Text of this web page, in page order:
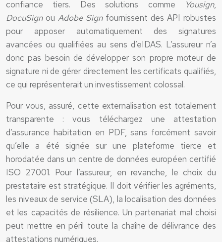
confiance tiers. Des solutions comme
Yousign,
DocuSignou Adobe Signfournissent des API robustes
pour apposer automatiquement des signatures
avancées ou qualifiées au sens d’eIDAS. L’assureur n’a
donc pas besoin de développer son propre moteur de
signature ni de gérer directement les certificats qualifiés,
ce qui représenterait un investissement colossal.
Pour vous, assuré, cette externalisation est totalement
transparente : vous téléchargez une attestation
d’assurance habitation en PDF, sans forcément savoir
qu’elle a été signée sur une plateforme tierce et
horodatée dans un centre de données européen certifié
ISO 27001. Pour l’assureur, en revanche, le choix du
prestataire est stratégique. Il doit vérifier les agréments,
les niveaux de service (SLA), la localisation des données
et les capacités de résilience. Un partenariat mal choisi
peut mettre en péril toute la chaîne de délivrance des
attestations numériques.